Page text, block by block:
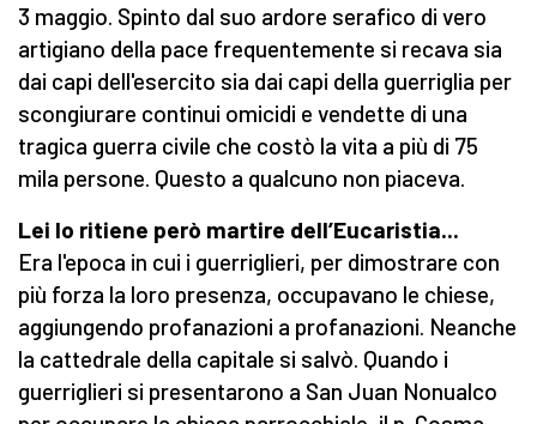
3 maggio. Spinto dal suo ardore serafico di vero
artigiano della pace frequentemente si recava sia
dai capi dell'esercito sia dai capi della guerriglia per
scongiurare continui omicidi e vendette di una
tragica guerra civile che costò la vita a più di 75
mila persone. Questo a qualcuno non piaceva.
Lei lo ritiene però martire dell’Eucaristia...
Era l'epoca in cui i guerriglieri, per dimostrare con
più forza la loro presenza, occupavano le chiese,
aggiungendo profanazioni a profanazioni. Neanche
la cattedrale della capitale si salvò. Quando i
guerriglieri si presentarono a San Juan Nonualco